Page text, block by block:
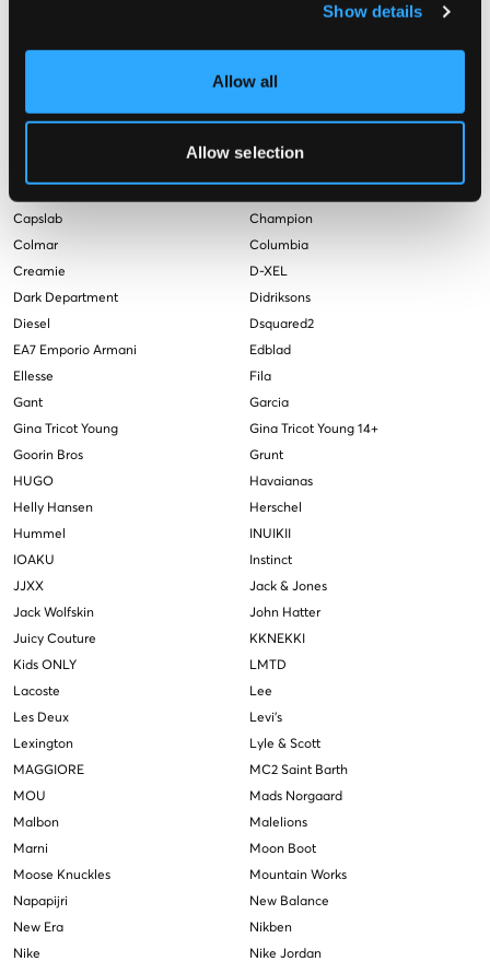
Show details
Allow all
Allow selection
Adidas Originals
BVALDI
Baron Filou
Birkenstock
Capslab
Champion
Colmar
Columbia
Creamie
D-XEL
Dark Department
Didriksons
Diesel
Dsquared2
EA7 Emporio Armani
Edblad
Ellesse
Fila
Gant
Garcia
Gina Tricot Young
Gina Tricot Young 14+
Goorin Bros
Grunt
HUGO
Havaianas
Helly Hansen
Herschel
Hummel
INUIKII
IOAKU
Instinct
JJXX
Jack & Jones
Jack Wolfskin
John Hatter
Juicy Couture
KKNEKKI
Kids ONLY
LMTD
Lacoste
Lee
Les Deux
Levi's
Lexington
Lyle & Scott
MAGGIORE
MC2 Saint Barth
MOU
Mads Norgaard
Malbon
Malelions
Marni
Moon Boot
Moose Knuckles
Mountain Works
Napapijri
New Balance
New Era
Nikben
Nike
Nike Jordan